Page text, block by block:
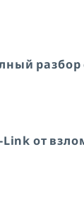
Link от